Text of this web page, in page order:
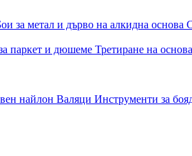
за метал и дърво на алкидна основа
паркет и дюшеме Третиране на
найлон Валяци Инструменти за